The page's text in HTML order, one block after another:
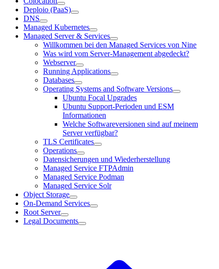
Deploio (PaaS)
DNS
Managed Kubernetes
Managed Server & Services
Willkommen bei den Managed Services von Nine
Was wird vom Server-Management abgedeckt?
Webserver
Running Applications
Databases
Operating Systems and Software Versions
Ubuntu Focal Upgrades
Ubuntu Support-Perioden und ESM
Informationen
Welche Softwareversionen sind auf meinem
Server verfügbar?
TLS Certificates
Operations
Datensicherungen und Wiederherstellung
Managed Service FTPAdmin
Managed Service Podman
Managed Service Solr
Object Storage
On-Demand Services
Root Server
Legal Documents